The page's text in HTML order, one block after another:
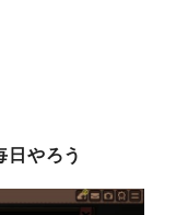
日やろう